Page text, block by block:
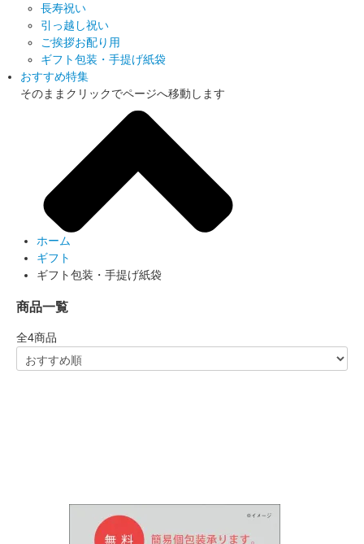
長寿祝い
引っ越し祝い
ご挨拶お配り用
ギフト包装・手提げ紙袋
おすすめ特集
そのままクリックでページへ移動します
ホーム
ギフト
ギフト包装・手提げ紙袋
商品一覧
全4商品